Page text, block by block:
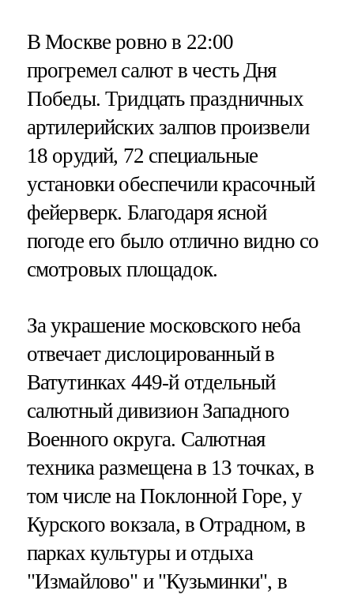
В Москве ровно в 22:00
прогремел салют в честь Дня
Победы. Тридцать праздничных
артилерийских залпов произвели
18 орудий, 72 специальные
установки обеспечили красочный
фейерверк. Благодаря ясной
погоде его было отлично видно со
смотровых площадок.
За украшение московского неба
отвечает дислоцированный в
Ватутинках 449-й отдельный
салютный дивизион Западного
Военного округа. Салютная
техника размещена в 13 точках, в
том числе на Поклонной Горе, у
Курского вокзала, в Отрадном, в
парках культуры и отдыха
"Измайлово" и "Кузьминки", в